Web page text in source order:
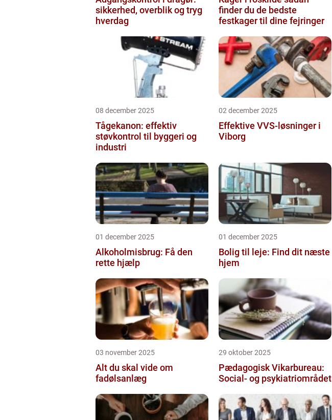
sikkerhed, overblik og tryg
hverdag
finder du de bedste
festkager til dine fejringer
08 december 2025
Tågekanon: effektiv
støvkontrol til byggeri og
industri
02 december 2025
Effektive VVS-løsninger i
Viborg
01 december 2025
Alkoholmisbrug: Få den
rette hjælp
01 december 2025
Bolig til leje: Find dit næste
hjem
03 november 2025
Alt du skal vide om
fadølsanlæg
29 oktober 2025
Pædagogisk Vikarbureau:
Social- og psykiatriområdet